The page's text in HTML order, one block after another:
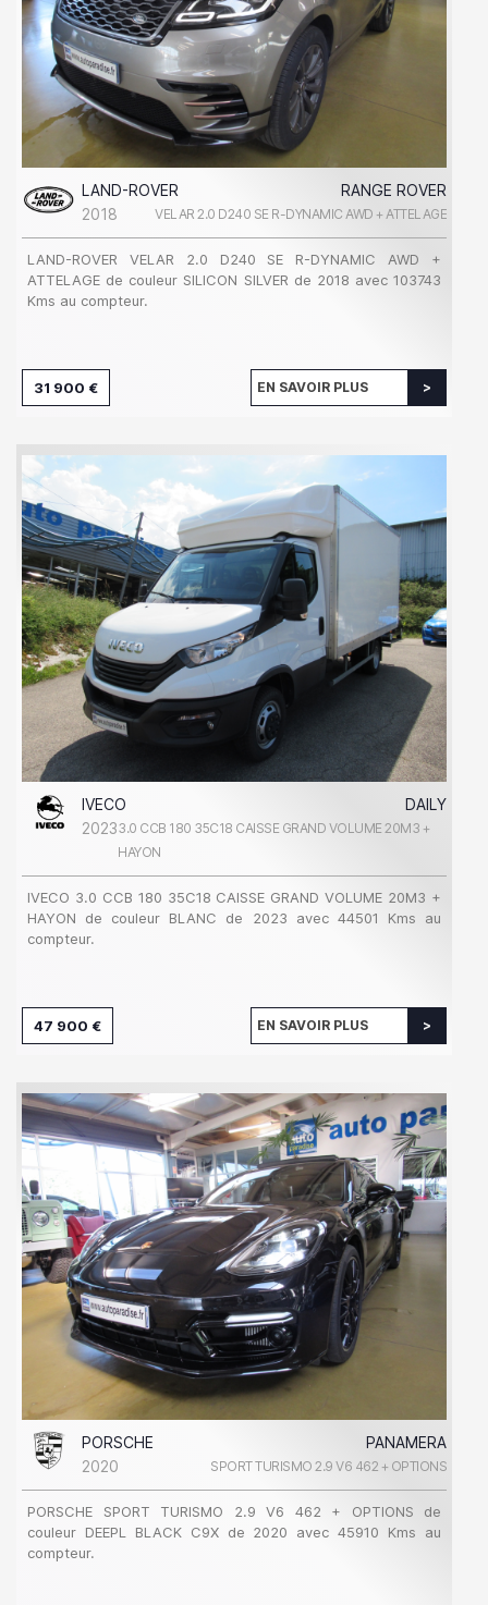
LAND-ROVER
RANGE ROVER
2018
VELAR 2.0 D240 SE R-DYNAMIC AWD + ATTELAGE
LAND-ROVER VELAR 2.0 D240 SE R-DYNAMIC AWD +
ATTELAGE de couleur SILICON SILVER de 2018 avec 103743
Kms au compteur.
31 900 € EN SAVOIR PLUS
IVECO
DAILY
20233.0 CCB 180 35C18 CAISSE GRAND VOLUME 20M3 +
HAYON
IVECO 3.0 CCB 180 35C18 CAISSE GRAND VOLUME 20M3 +
HAYON de couleur BLANC de 2023 avec 44501 Kms au
compteur.
47 900 € EN SAVOIR PLUS
PORSCHE
PANAMERA
2020
SPORT TURISMO 2.9 V6 462 + OPTIONS
PORSCHE SPORT TURISMO 2.9 V6 462 + OPTIONS de
couleur DEEPL BLACK C9X de 2020 avec 45910 Kms au
compteur.